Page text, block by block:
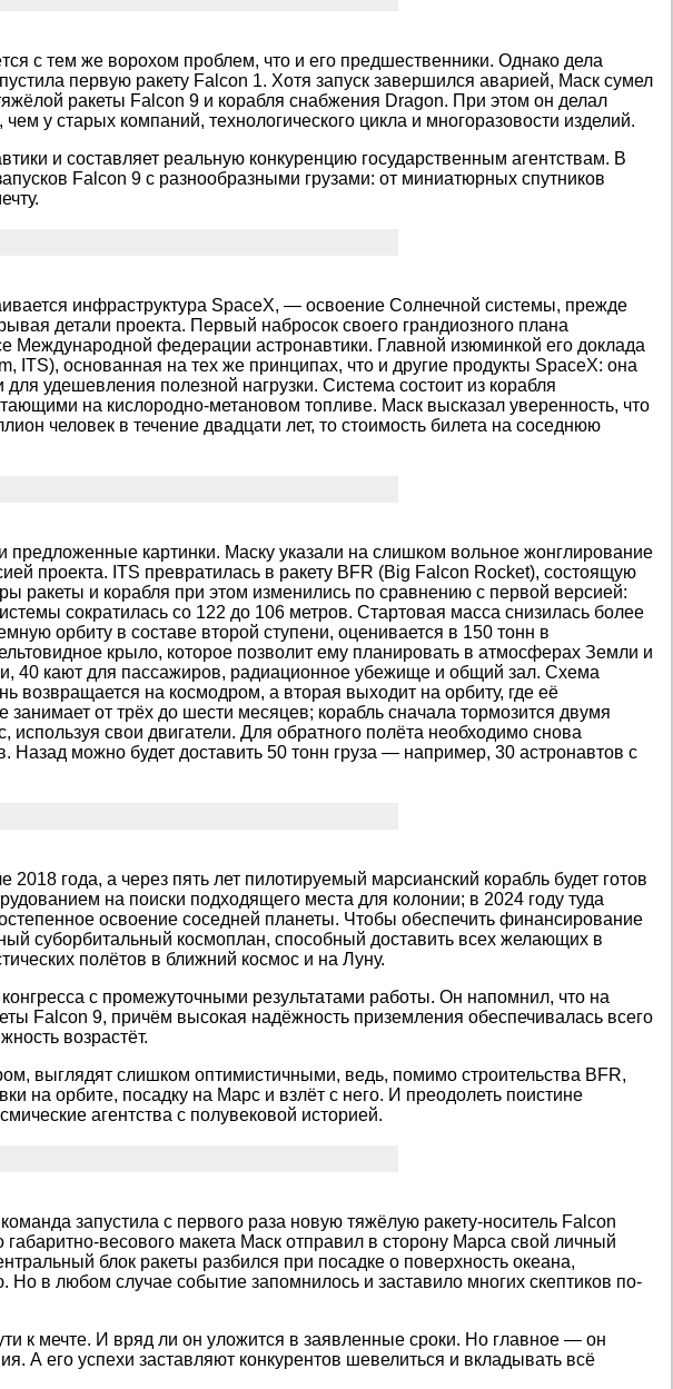
с тем же ворохом проблем, что и его предшественники. Однако дела
первую ракету Falcon 1. Хотя запуск завершился аварией, Маск сумел
ракеты Falcon 9 и корабля снабжения Dragon. При этом он делал
у старых компаний, технологического цикла и многоразовости изделий.
и составляет реальную конкуренцию государственным агентствам. В
Falcon 9 с разнообразными грузами: от миниатюрных спутников
инфраструктура SpaceX, — освоение Солнечной системы, прежде
детали проекта. Первый набросок своего грандиозного плана
Международной федерации астронавтики. Главной изюминкой его доклада
ITS), основанная на тех же принципах, что и другие продукты SpaceX: она
удешевления полезной нагрузки. Система состоит из корабля
на кислородно-метановом топливе. Маск высказал уверенность, что
человек в течение двадцати лет, то стоимость билета на соседнюю
картинки. Маску указали на слишком вольное жонглирование
проекта. ITS превратилась в ракету BFR (Big Falcon Rocket), состоящую
ракеты и корабля при этом изменились по сравнению с первой версией:
сократилась со 122 до 106 метров. Стартовая масса снизилась более
орбиту в составе второй ступени, оценивается в 150 тонн в
крыло, которое позволит ему планировать в атмосферах Земли и
40 кают для пассажиров, радиационное убежище и общий зал. Схема
возвращается на космодром, а вторая выходит на орбиту, где её
от трёх до шести месяцев; корабль сначала тормозится двумя
свои двигатели. Для обратного полёта необходимо снова
можно будет доставить 50 тонн груза — например, 30 астронавтов с
года, а через пять лет пилотируемый марсианский корабль будет готов
на поиски подходящего места для колонии; в 2024 году туда
освоение соседней планеты. Чтобы обеспечить финансирование
суборбитальный космоплан, способный доставить всех желающих в
полётов в ближний космос и на Луну.
с промежуточными результатами работы. Он напомнил, что на
Falcon 9, причём высокая надёжность приземления обеспечивалась всего
возрастёт.
выглядят слишком оптимистичными, ведь, помимо строительства BFR,
на орбите, посадку на Марс и взлёт с него. И преодолеть поистине
агентства с полувековой историей.
запустила с первого раза новую тяжёлую ракету-носитель Falcon
весового макета Маск отправил в сторону Марса свой личный
блок ракеты разбился при посадке о поверхность океана,
в любом случае событие запомнилось и заставило многих скептиков по-
к мечте. И вряд ли он уложится в заявленные сроки. Но главное — он
А его успехи заставляют конкурентов шевелиться и вкладывать всё